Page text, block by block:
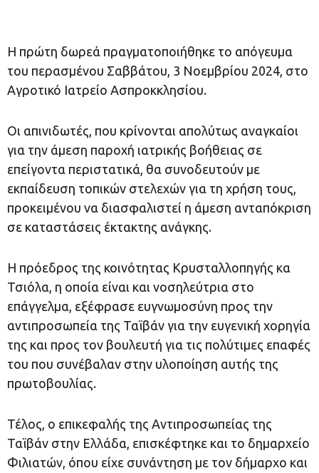
Η πρώτη δωρεά πραγματοποιήθηκε το απόγευμα
του περασμένου Σαββάτου, 3 Νοεμβρίου 2024, στο
Αγροτικό Ιατρείο Ασπροκκλησίου.
Οι απινιδωτές, που κρίνονται απολύτως αναγκαίοι
για την άμεση παροχή ιατρικής βοήθειας σε
επείγοντα περιστατικά, θα συνοδευτούν με
εκπαίδευση τοπικών στελεχών για τη χρήση τους,
προκειμένου να διασφαλιστεί η άμεση ανταπόκριση
σε καταστάσεις έκτακτης ανάγκης.
Η πρόεδρος της κοινότητας Κρυσταλλοπηγής κα
Τσιόλα, η οποία είναι και νοσηλεύτρια στο
επάγγελμα, εξέφρασε ευγνωμοσύνη προς την
αντιπροσωπεία της Ταϊβάν για την ευγενική χορηγία
της και προς τον βουλευτή για τις πολύτιμες επαφές
του που συνέβαλαν στην υλοποίηση αυτής της
πρωτοβουλίας.
Τέλος, ο επικεφαλής της Αντιπροσωπείας της
Ταϊβάν στην Ελλάδα, επισκέφτηκε και το δημαρχείο
Φιλιατών, όπου είχε συνάντηση με τον δήμαρχο και